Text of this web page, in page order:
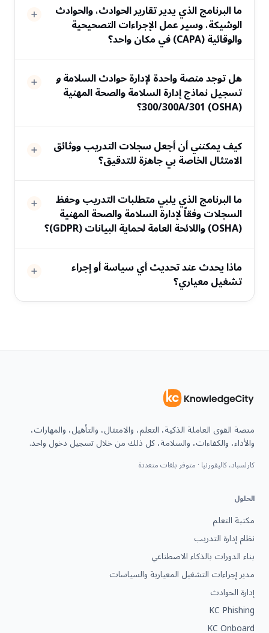
ما البرنامج الذي يدير تقارير الحوادث، والحوادث
الوشيكة، وسير عمل الإجراءات التصحيحية
والوقائية (CAPA) في مكان واحد؟
هل توجد منصة واحدة لإدارة حوادث السلامةو
تسجيل نماذج إدارة السلامة والصحة المهنية
(OSHA) 300/300A/301؟
كيف يمكنني أن أجعل سجلات التدريب ووثائق
الامتثال الخاصة بي جاهزة للتدقيق؟
ما البرنامج الذي يلبي متطلبات التدريب وحفظ
السجلات وفقاً لإدارة السلامة والصحة المهنية
(OSHA) واللائحة العامة لحماية البيانات (GDPR)؟
ماذا يحدث عند تحديث أي سياسة أو إجراء
تشغيل معياري؟
منصة القوى العاملة الذكية، التعلم، والامتثال، والتأهيل، والمهارات،
والأداء، والكفاءات، والسلامة، كل ذلك من خلال تسجيل دخول واحد.
كارلسباد، كاليفورنيا · متوفر بلغات متعددة
الحلول
مكتبة التعلم
نظام إدارة التدريب
بناء الدورات بالذكاء الاصطناعي
مدير إجراءات التشغيل المعيارية والسياسات
إدارة الحوادث
KC Phishing
KC Onboard